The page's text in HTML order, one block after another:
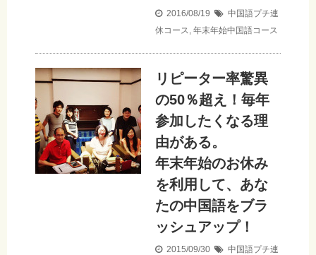
2016/08/19
中国語プチ連
休コース, 年末年始中国語コース
リピーター率驚異
の50％超え！毎年
参加したくなる理
由がある。
年末年始のお休み
を利用して、あな
たの中国語をブラ
ッシュアップ！
2015/09/30
中国語プチ連